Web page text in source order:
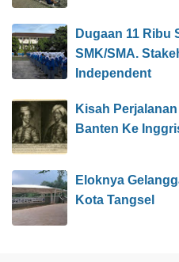
Dugaan 11 Ribu
SMK/SMA.
Independent
Kisah
Banten Ke
Eloknya
Kota Tangsel